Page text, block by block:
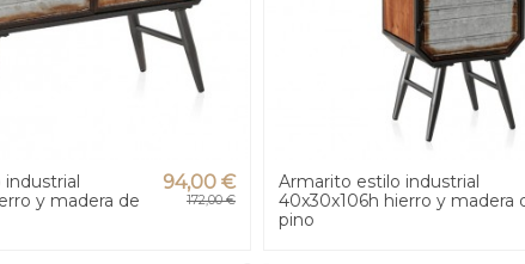
industrial
y madera de
94,00 €
172,00 €
Armarito estilo industrial
40x30x106h hierro y madera
pino